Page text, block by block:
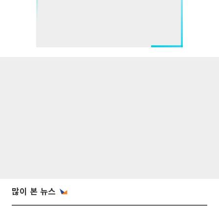
많이 본 뉴스